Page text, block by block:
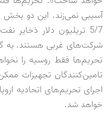
آسیبی نمی‌زند. این دو
5/7 تریلیون دلار ذخایر
شرکت‌های غربی هستند. به
تحریم‌ها فقط روسیه را
تامین‌کنندگان تجهیزات
اجرای تحریم‌های اتحادیه
خواهد شد.